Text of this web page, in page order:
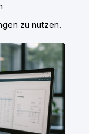
zu nutzen.